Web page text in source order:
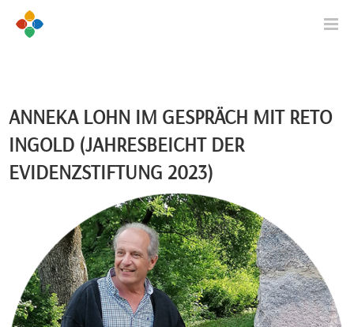
ANNEKA LOHN IM GESPRÄCH MIT RETO
INGOLD (JAHRESBEICHT DER
EVIDENZSTIFTUNG 2023)